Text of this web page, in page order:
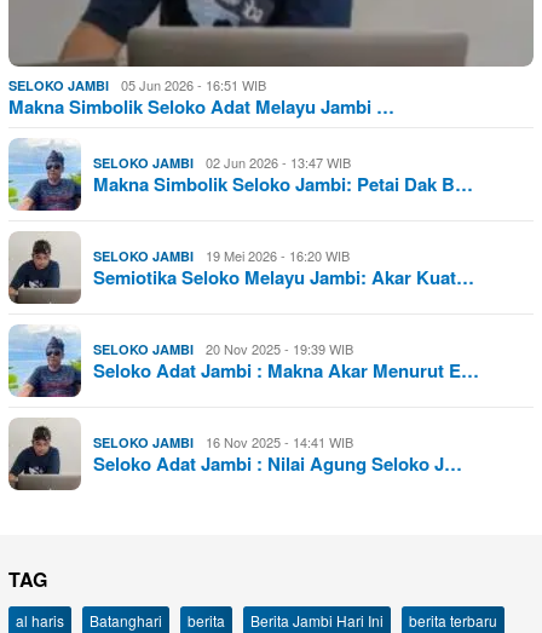
SELOKO JAMBI 05 Jun 2026 - 16:51 WIB
Makna Simbolik Seloko Adat Melayu Jambi …
SELOKO JAMBI 02 Jun 2026 - 13:47 WIB
Makna Simbolik Seloko Jambi: Petai Dak B…
SELOKO JAMBI 19 Mei 2026 - 16:20 WIB
Semiotika Seloko Melayu Jambi: Akar Kuat…
SELOKO JAMBI 20 Nov 2025 - 19:39 WIB
Seloko Adat Jambi : Makna Akar Menurut E…
SELOKO JAMBI 16 Nov 2025 - 14:41 WIB
Seloko Adat Jambi : Nilai Agung Seloko J…
TAG
al haris Batanghari berita Berita Jambi Hari Ini
berita terbaru